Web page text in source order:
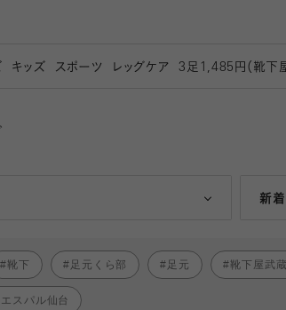
キッズ スポーツ レッグケア 3 足1,485円（靴下
新
人気
靴下 足元くら部 足元 靴下屋武
エスパル仙台